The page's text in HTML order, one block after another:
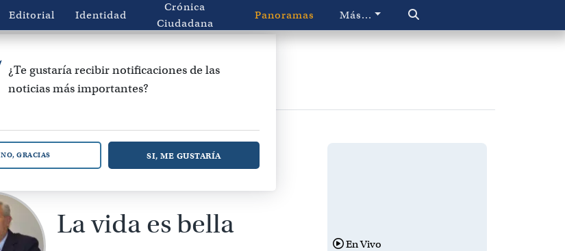
Editorial Identidad
Crónica
Ciudadana
Panoramas Más...
La vida es bella
En Vivo
¿Te gustaría recibir notificaciones de las
noticias más importantes?
NO, GRACIAS SI, ME GUSTARÍA